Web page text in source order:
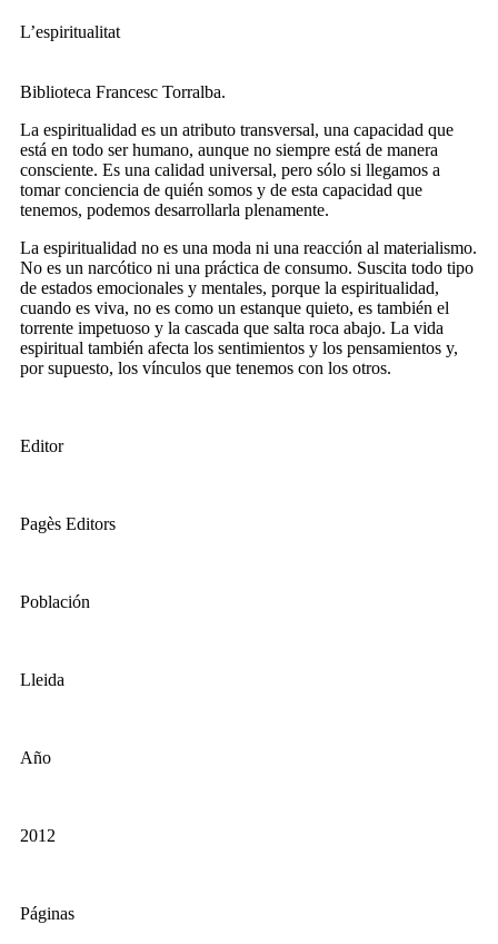
L’espiritualitat
Biblioteca Francesc Torralba.
La espiritualidad es un atributo transversal, una capacidad que
está en todo ser humano, aunque no siempre está de manera
consciente. Es una calidad universal, pero sólo si llegamos a
tomar conciencia de quién somos y de esta capacidad que
tenemos, podemos desarrollarla plenamente.
La espiritualidad no es una moda ni una reacción al materialismo.
No es un narcótico ni una práctica de consumo. Suscita todo tipo
de estados emocionales y mentales, porque la espiritualidad,
cuando es viva, no es como un estanque quieto, es también el
torrente impetuoso y la cascada que salta roca abajo. La vida
espiritual también afecta los sentimientos y los pensamientos y,
por supuesto, los vínculos que tenemos con los otros.
Editor
Pagès Editors
Población
Lleida
Año
2012
Páginas